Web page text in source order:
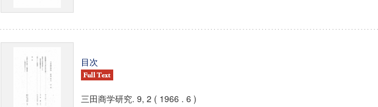
目次
三田商学研究. 9, 2 ( 1966 . 6 )